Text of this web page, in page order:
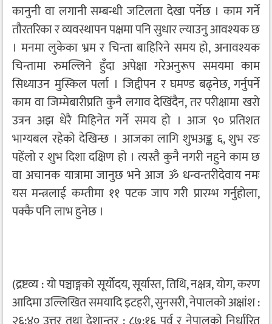
कानुनी वा लगानी सम्बन्धी जटिलता देखा पर्नेछ । काम गर्ने
तौरतरिका र व्यवस्थापन पक्षमा पनि सुधार ल्याउनु आवश्यक छ
। मनमा लुकेका भ्रम र चिन्ता बाहिरिने समय हो, अनावश्यक
चिन्तामा रुमल्लिने हुँदा अपेक्षा गरेअनुरूप समयमा काम
सिध्याउन मुस्किल पर्ला । जिद्दीपन र घमण्ड बढ्नेछ, गर्नुपर्ने
काम वा जिम्मेबारीप्रति कुनै लगाव देखिंदैन, तर परीक्षामा खरो
उत्रन अझ धेरै मिहिनेत गर्ने समय हो । आज ९० प्रतिशत
भाग्यबल रहेको देखिन्छ । आजका लागि शुभअङ्क ६, शुभ रङ
पहेंलो र शुभ दिशा दक्षिण हो । त्यस्तै कुनै नगरी नहुने काम छ
वा अचानक यात्रामा जानुछ भने आज ॐ धन्वन्तरीदेवाय नमः
यस मन्त्रलाई कम्तीमा ११ पटक जाप गरी प्रारम्भ गर्नुहोला,
पक्कै पनि लाभ हुनेछ ।
(द्रष्टव्य : यो पञ्चाङ्गको सूर्योदय, सूर्यास्त, तिथि, नक्षत्र, योग, करण
आदिमा उल्लिखित समयादि इटहरी, सुनसरी, नेपालको अक्षांश :